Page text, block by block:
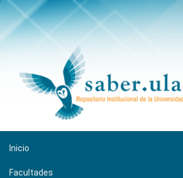
Inicio
Facultades